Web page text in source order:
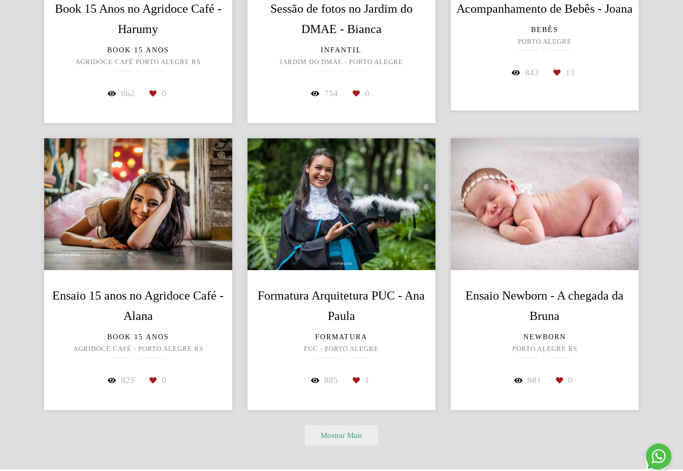
Book 15 Anos no Agridoce Café -
Harumy
BOOK 15 ANOS
AGRIDOCE CAFÉ PORTO ALEGRE RS
862 0
Sessão de fotos no Jardim do
DMAE - Bianca
INFANTIL
JARDIM DO DMAE - PORTO ALEGRE
754 0
Acompanhamento de Bebês - Joana
BEBÊS
PORTO ALEGRE
843 13
Ensaio 15 anos no Agridoce Café -
Alana
BOOK 15 ANOS
AGRIDOCE CAFÉ - PORTO ALEGRE RS
825 0
Formatura Arquitetura PUC - Ana
Paula
FORMATURA
PUC - PORTO ALEGRE
885 1
Ensaio Newborn - A chegada da
Bruna
NEWBORN
PORTO ALEGRE RS
981 0
Mostrar Mais